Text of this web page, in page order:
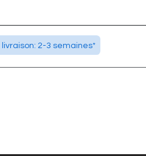
2-3 semaines*